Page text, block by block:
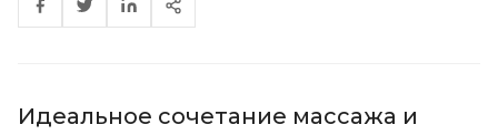
Идеальное сочетание массажа и